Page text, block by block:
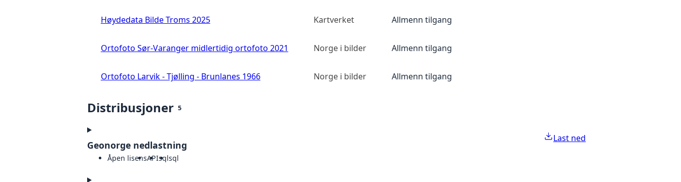
Høydedata Bilde Troms 2025 Kartverket Allmenn tilgang
Ortofoto Sør-Varanger midlertidig ortofoto 2021 Norge i bilder Allmenn tilgang
Ortofoto Larvik - Tjølling - Brunlanes 1966 Norge i bilder Allmenn tilgang
Distribusjoner 5
Geonorge nedlastning
Åpen lisensAPIsqlsql
Last ned